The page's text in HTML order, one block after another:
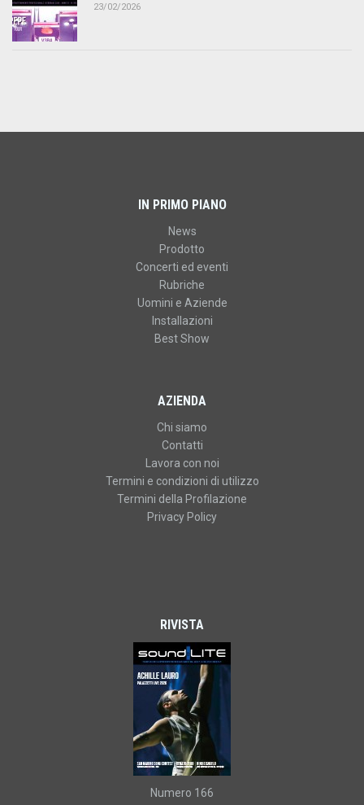
23/02/2026
IN PRIMO PIANO
News
Prodotto
Concerti ed eventi
Rubriche
Uomini e Aziende
Installazioni
Best Show
AZIENDA
Chi siamo
Contatti
Lavora con noi
Termini e condizioni di utilizzo
Termini della Profilazione
Privacy Policy
RIVISTA
Numero 166